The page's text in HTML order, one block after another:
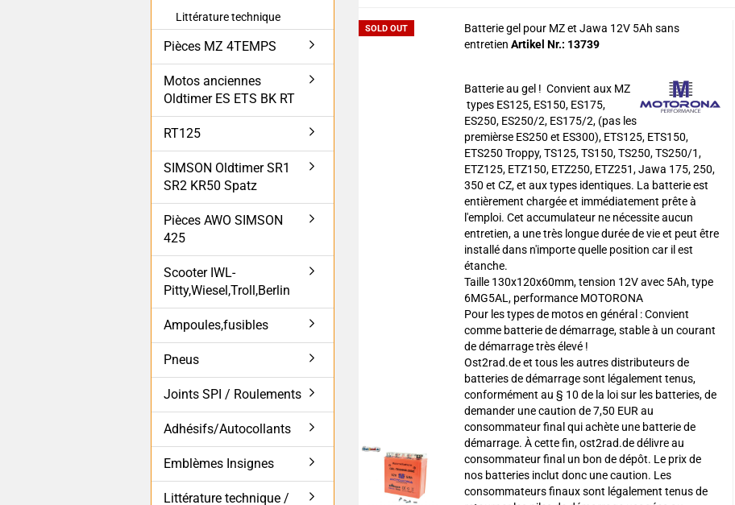
SOLD OUT
Batterie gel pour MZ et Jawa 12V 5Ah sans
entretien Artikel Nr.: 13739
Batterie au gel ! Convient aux MZ
types ES125, ES150, ES175,
ES250, ES250/2, ES175/2, (pas les
premièrse ES250 et ES300), ETS125, ETS150,
ETS250 Troppy, TS125, TS150, TS250, TS250/1,
ETZ125, ETZ150, ETZ250, ETZ251, Jawa 175, 250,
350 et CZ, et aux types identiques. La batterie est
entièrement chargée et immédiatement prête à
l'emploi. Cet accumulateur ne nécessite aucun
entretien, a une très longue durée de vie et peut être
installé dans n'importe quelle position car il est
étanche.
Taille 130x120x60mm, tension 12V avec 5Ah, type
6MG5AL, performance MOTORONA
Pour les types de motos en général : Convient
comme batterie de démarrage, stable à un courant
de démarrage très élevé !
Ost2rad.de et tous les autres distributeurs de
batteries de démarrage sont légalement tenus,
conformément au § 10 de la loi sur les batteries, de
demander une caution de 7,50 EUR au
consommateur final qui achète une batterie de
démarrage. À cette fin, ost2rad.de délivre au
consommateur final un bon de dépôt. Le prix de
nos batteries inclut donc une caution. Les
consommateurs finaux sont légalement tenus de
Littérature technique
Pièces MZ 4TEMPS
Motos anciennes
Oldtimer ES ETS BK RT
RT125
SIMSON Oldtimer SR1
SR2 KR50 Spatz
Pièces AWO SIMSON
425
Scooter IWL-
Pitty,Wiesel,Troll,Berlin
Ampoules,fusibles
Pneus
Joints SPI / Roulements
Adhésifs/Autocollants
Emblèmes Insignes
Littérature technique /